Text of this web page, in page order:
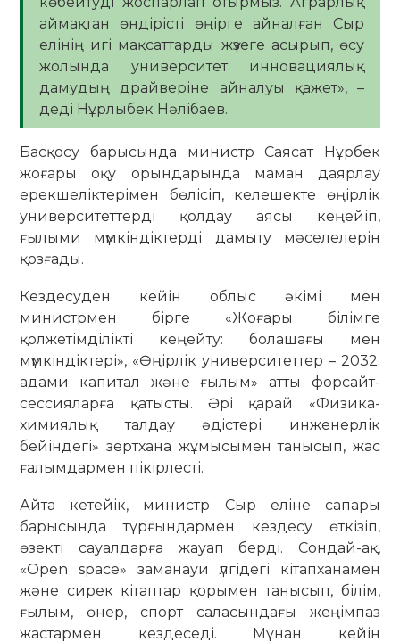
аймақтан өндірісті өңірге айналған Сыр
елінің игі мақсаттарды жүзеге асырып, өсу
жолында университет инновациялық
дамудың драйверіне айналуы қажет», –
деді Нұрлыбек Нәлібаев.
Басқосу барысында министр Саясат Нұрбек
жоғары оқу орындарында маман даярлау
ерекшеліктерімен бөлісіп, келешекте өңірлік
университеттерді қолдау аясы кеңейіп,
ғылыми мүмкіндіктерді дамыту мәселелерін
қозғады.
Кездесуден кейін облыс әкімі мен
министрмен бірге «Жоғары білімге
қолжетімділікті кеңейту: болашағы мен
мүмкіндіктері», «Өңірлік университеттер – 2032:
адами капитал және ғылым» атты форсайт-
сессияларға қатысты. Әрі қарай «Физика-
химиялық талдау әдістері инженерлік
бейіндегі» зертхана жұмысымен танысып, жас
ғалымдармен пікірлесті.
Айта кетейік, министр Сыр еліне сапары
барысында тұрғындармен кездесу өткізіп,
өзекті сауалдарға жауап берді. Сондай-ақ,
«Open spaсе» заманауи үлгідегі кітапханамен
және сирек кітаптар қорымен танысып, білім,
ғылым, өнер, спорт саласындағы жеңімпаз
жастармен кездеседі. Мұнан кейін